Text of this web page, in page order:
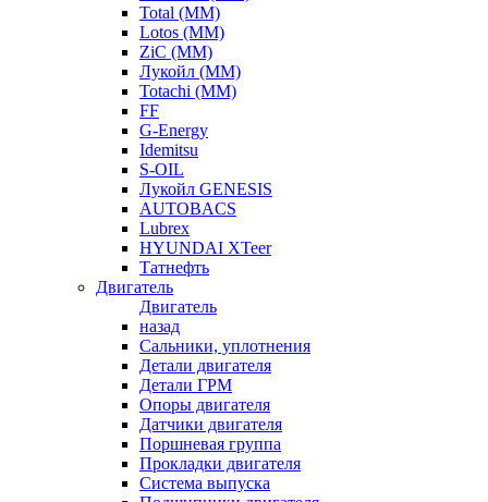
Total (ММ)
Lotos (ММ)
ZiC (ММ)
Лукойл (ММ)
Totachi (MM)
FF
G-Energy
Idemitsu
S-OIL
Лукойл GENESIS
AUTOBACS
Lubrex
HYUNDAI XTeer
Татнефть
Двигатель
Двигатель
назад
Сальники, уплотнения
Детали двигателя
Детали ГРМ
Опоры двигателя
Датчики двигателя
Поршневая группа
Прокладки двигателя
Система выпуска